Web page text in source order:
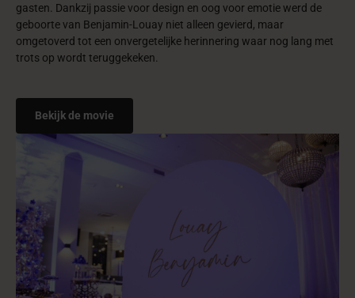
gasten. Dankzij passie voor design en oog voor emotie werd de
geboorte van Benjamin-Louay niet alleen gevierd, maar
omgetoverd tot een onvergetelijke herinnering waar nog lang met
trots op wordt teruggekeken.
Bekijk de movie